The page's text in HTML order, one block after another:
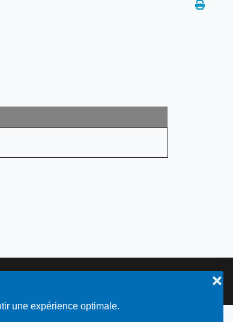
une expérience optimale.
❌